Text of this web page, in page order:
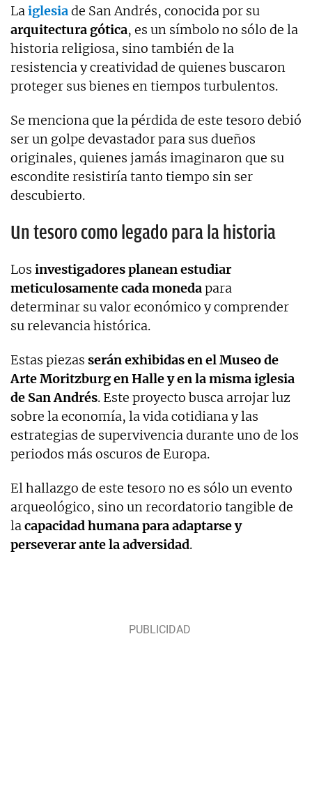
La iglesiade San Andrés, conocida por su
arquitectura gótica, es un símbolo no sólo de la
historia religiosa, sino también de la
resistencia y creatividad de quienes buscaron
proteger sus bienes en tiempos turbulentos.
Se menciona que la pérdida de este tesoro debió
ser un golpe devastador para sus dueños
originales, quienes jamás imaginaron que su
escondite resistiría tanto tiempo sin ser
descubierto.
Un tesoro como legado para la historia
Los investigadores planean estudiar
meticulosamente cada monedapara
determinar su valor económico y comprender
su relevancia histórica.
Estas piezas serán exhibidas en el Museo de
Arte Moritzburg en Halle y en la misma iglesia
de San Andrés. Este proyecto busca arrojar luz
sobre la economía, la vida cotidiana y las
estrategias de supervivencia durante uno de los
periodos más oscuros de Europa.
El hallazgo de este tesoro no es sólo un evento
arqueológico, sino un recordatorio tangible de
la capacidad humana para adaptarse y
perseverar ante la adversidad.